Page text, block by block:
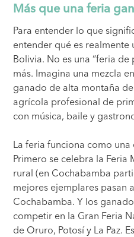
Más que una feria
Para entender lo que
entender qué es realmente
Bolivia. No es una “feria de
más. Imagina una mezcla
ganado de alta montaña
agrícola profesional de
con música, baile y
La feria funciona como una
Primero se celebra la Feria
rural (en Cochabamba
mejores ejemplares pasan
Cochabamba. Y los
competir en la Gran Feria
de Oruro, Potosí y La Paz.